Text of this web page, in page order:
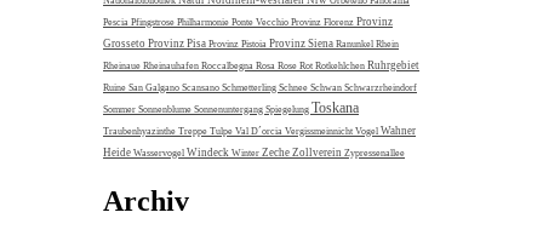
Pescia Pfingstrose Philharmonie Ponte Vecchio Provinz Florenz Provinz
Grosseto Provinz Pisa Provinz Pistoia Provinz Siena Ranunkel Rhein
Rheinaue Rheinauhafen Roccalbegna Rosa Rose Rot Rotkehlchen Ruhrgebiet
Ruine San Galgano Scansano Schmetterling Schnee Schwan Schwarzrheindorf
Sommer Sonnenblume Sonnenuntergang Spiegelung Toskana
Traubenhyazinthe Treppe Tulpe Val D´orcia Vergissmeinnicht Vogel Wahner
Heide Wasservogel Windeck Winter Zeche Zollverein Zypressenallee
Archiv